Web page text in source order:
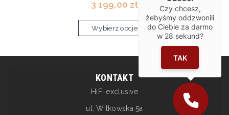
3 199,00 zł
Wybierz opcje
KONTAKT
HiFI exclusive
ul. Witkowska 5a
Czy chcesz,
żebyśmy oddzwonili
do Ciebie za darmo
w 28 sekund?
TAK